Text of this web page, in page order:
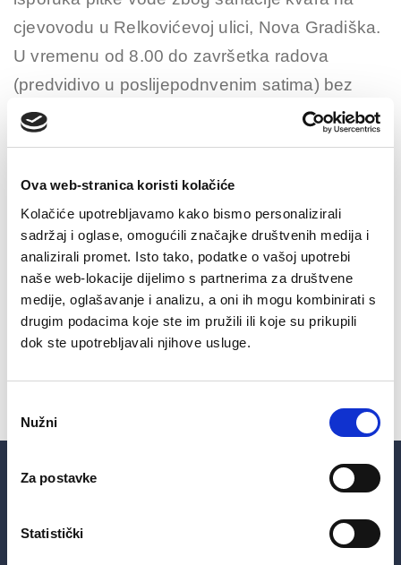
Ova web-stranica koristi kolačiće
Kolačiće upotrebljavamo kako bismo personalizirali
sadržaj i oglase, omogućili značajke društvenih medija i
analizirali promet. Isto tako, podatke o vašoj upotrebi
naše web-lokacije dijelimo s partnerima za društvene
medije, oglašavanje i analizu, a oni ih mogu kombinirati s
drugim podacima koje ste im pružili ili koje su prikupili
dok ste upotrebljavali njihove usluge.
pristanka
Nužni
Za postavke
Statistički
cjevovodu u Relkovićevoj ulici, Nova Gradiška.
U vremenu od 8.00 do završetka radova
(predvidivo u poslijepodnvenim satima) bez
vode bit će Relkovićeva ulica do križanja kod
Svima korisnicima zahvaljujemo na strpljenju i
razumijevanju.
SHARE ON